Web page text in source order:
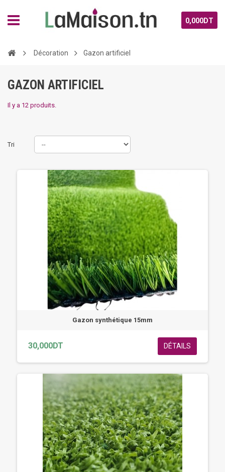
0,000DT
Décoration Gazon artificiel
GAZON ARTIFICIEL
Il y a 12 produits.
Tri
Gazon synthétique 15mm
30,000DT DÉTAILS